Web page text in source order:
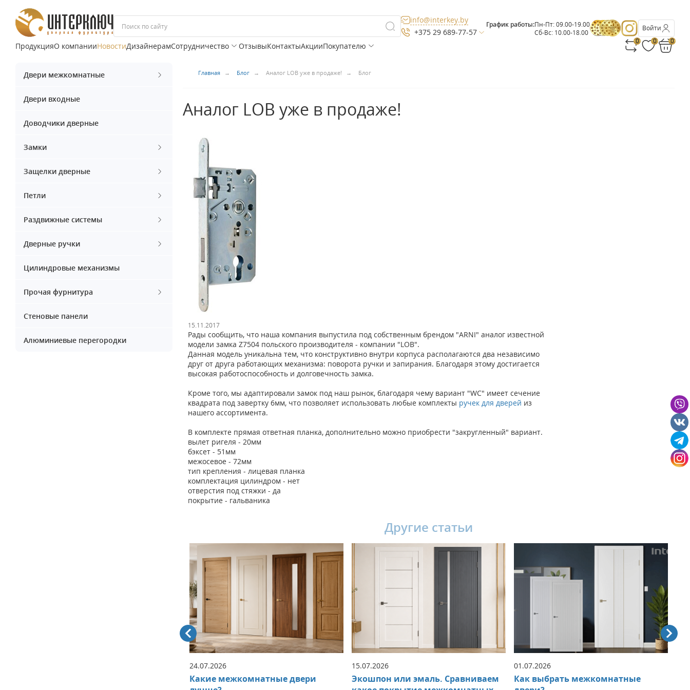
Войти
info@interkey.by
+375 29 689-77-57
График работы:Пн-Пт: 09.00-19.00
Сб-Вс: 10.00-18.00
ПродукцияО компанииНовостиДизайнерамСотрудничество ОтзывыКонтактыАкцииПокупателю 0 0 0
Двери межкомнатные
Двери входные
Доводчики дверные
Замки
Защелки дверные
Петли
Раздвижные системы
Дверные ручки
Цилиндровые механизмы
Прочая фурнитура
Стеновые панели
Алюминиевые перегородки
Главная Блог Аналог LOB уже в продаже! Блог
Аналог LOB уже в продаже!
15.11.2017
Рады сообщить, что наша компания выпустила под собственным брендом "ARNI" аналог известной
модели замка Z7504 польского производителя - компании "LOB".
Данная модель уникальна тем, что конструктивно внутри корпуса располагаются два независимо
друг от друга работающих механизма: поворота ручки и запирания. Благодаря этому достигается
высокая работоспособность и долговечность замка.
Кроме того, мы адаптировали замок под наш рынок, благодаря чему вариант "WC" имеет сечение
квадрата под завертку 6мм, что позволяет использовать любые комплекты ручек для дверей из
нашего ассортимента.
В комплекте прямая ответная планка, дополнительно можно приобрести "закругленный" вариант.
вылет ригеля - 20мм
бэксет - 51мм
межосевое - 72мм
тип крепления - лицевая планка
комплектация цилиндром - нет
отверстия под стяжки - да
покрытие - гальваника
Другие статьи
24.07.2026
Какие межкомнатные двери
15.07.2026
Экошпон или эмаль. Сравниваем
01.07.2026
Как выбрать межкомнатные